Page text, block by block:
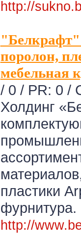
http://
поролон,
мебельная
/0 / PR: 0 /
Холдинг
пластики
фурнитура.
http://